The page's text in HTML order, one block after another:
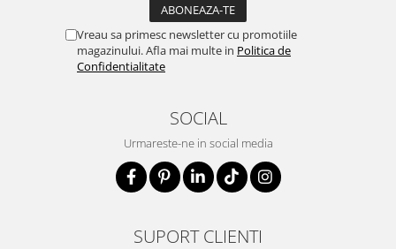
Vreau sa primesc newsletter cu promotiile
magazinului. Afla mai multe in Politica de
Confidentialitate
SOCIAL
Urmareste-ne in social media
SUPORT CLIENTI